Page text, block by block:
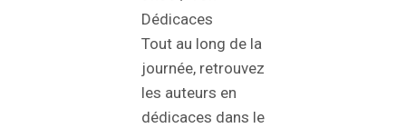
Dédicaces
Tout au long de la
journée, retrouvez
les auteurs en
dédicaces dans le